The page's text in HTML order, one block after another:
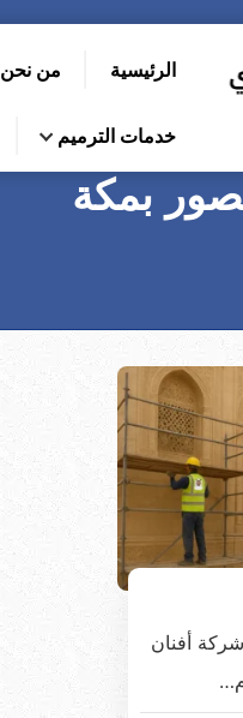
الرئيسية من نحن
خدمات الترميم
بمكة
أفنان